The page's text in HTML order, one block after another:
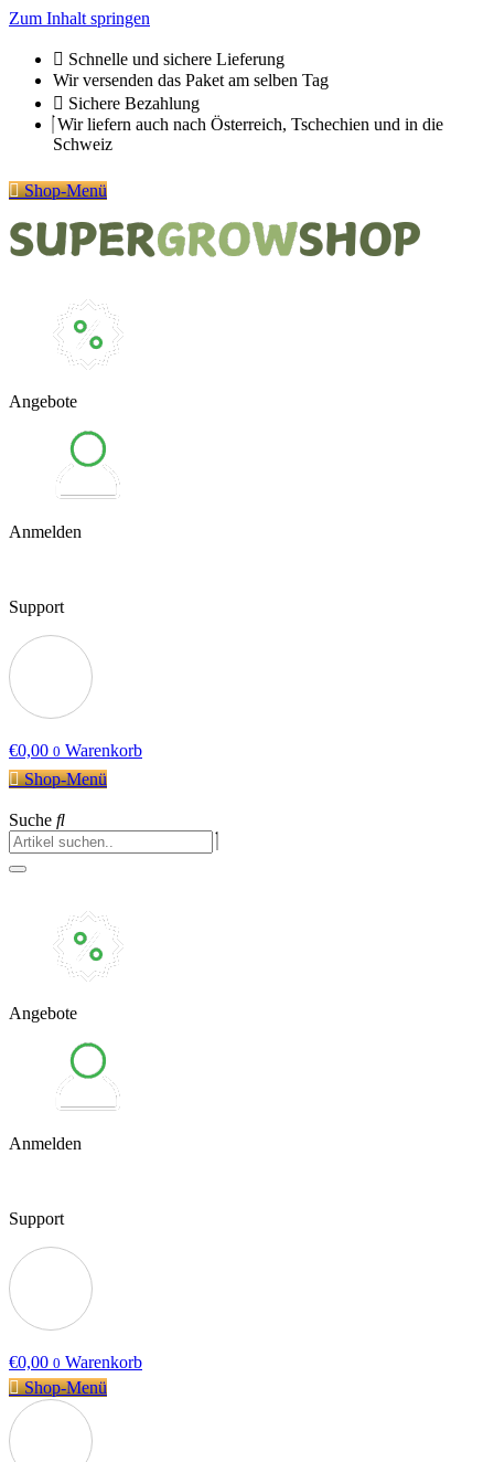
Zum Inhalt springen
Schnelle und sichere Lieferung
Wir versenden das Paket am selben Tag
Sichere Bezahlung
Wir liefern auch nach Österreich, Tschechien und in die
Schweiz
Shop-Menü
Angebote
Anmelden
Support
€0,00 0 Warenkorb
Shop-Menü
Suche
Angebote
Anmelden
Support
€0,00 0 Warenkorb
Shop-Menü